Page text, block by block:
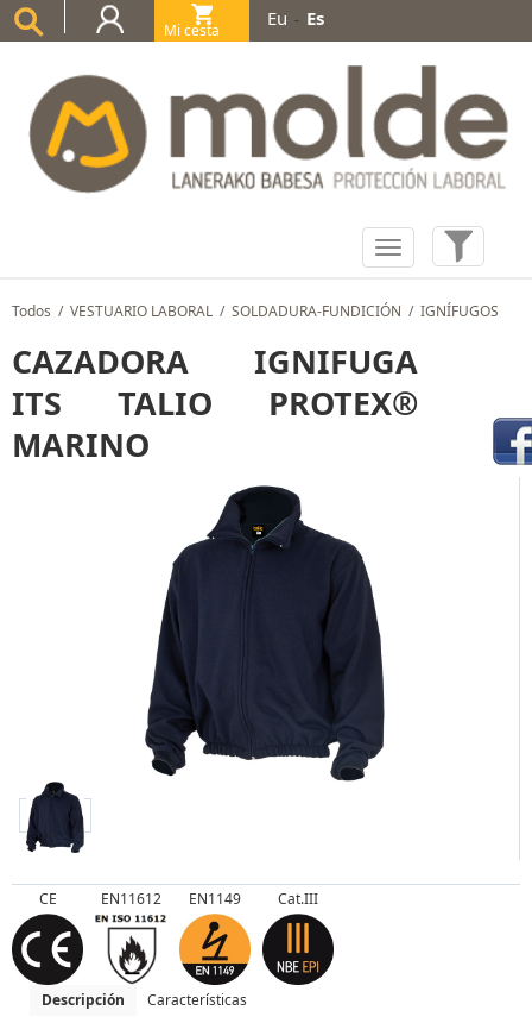
Mi cesta
(0)
Eu - Es
Todos / VESTUARIO LABORAL / SOLDADURA-FUNDICIÓN / IGNÍFUGOS
CAZADORA IGNIFUGA
ITS TALIO PROTEX®
MARINO
CE EN11612 EN1149 Cat.III
Descripción Características